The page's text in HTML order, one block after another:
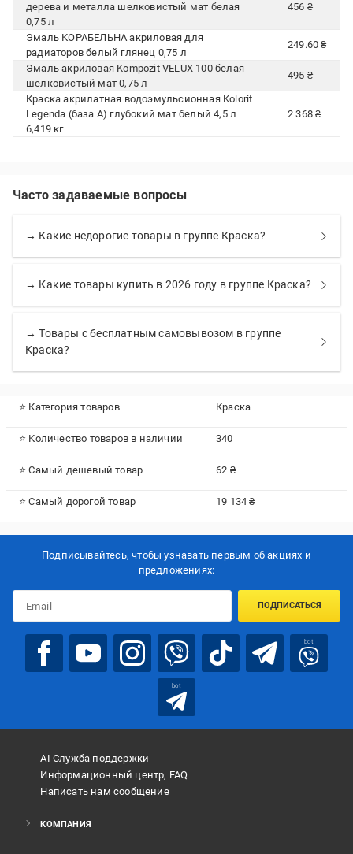
дерева и металла шелковистый мат белая
0,75 л
456 ₴
Эмаль КОРАБЕЛЬНА акриловая для
радиаторов белый глянец 0,75 л
249.60 ₴
Эмаль акриловая Kompozit VELUX 100 белая
шелковистый мат 0,75 л
495 ₴
Краска акрилатная водоэмульсионная Kolorit
Legenda (база А) глубокий мат белый 4,5 л
6,419 кг
2 368 ₴
Часто задаваемые вопросы
→ Какие недорогие товары в группе Краска?
→ Какие товары купить в 2026 году в группе Краска?
→ Товары с бесплатным самовывозом в группе
Краска?
⭐ Категория товаров Краска
⭐ Количество товаров в наличии 340
⭐ Самый дешевый товар 62 ₴
⭐ Самый дорогой товар 19 134 ₴
Подписывайтесь, чтобы узнавать первым об акцияx и
предложениях:
ПОДПИСАТЬСЯ
bot
bot
AI Служба поддержки
Информационный центр, FAQ
Написать нам сообщение
КОМПАНИЯ